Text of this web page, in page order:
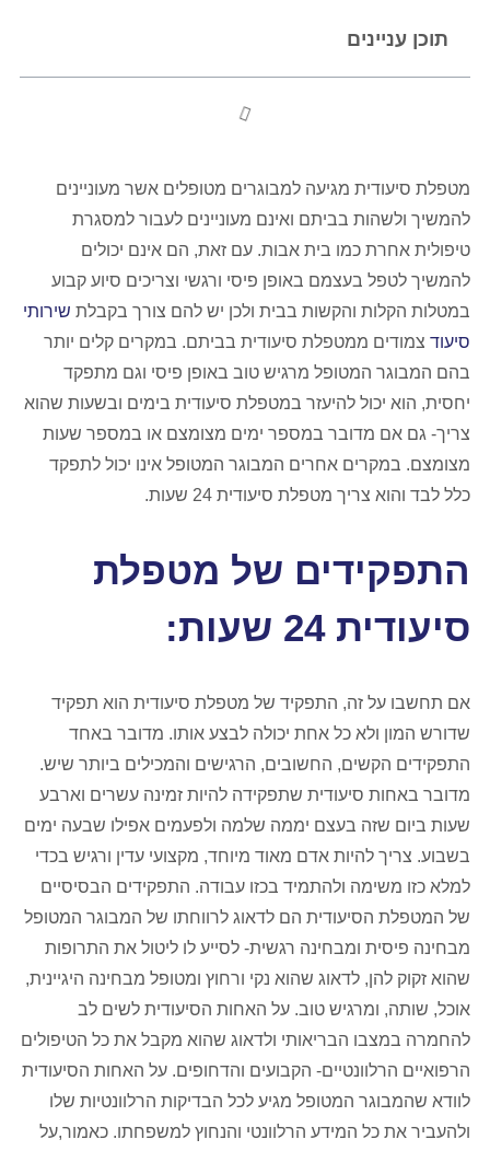
תוכן עניינים
מטפלת סיעודית מגיעה למבוגרים מטופלים אשר מעוניינים
להמשיך ולשהות בביתם ואינם מעוניינים לעבור למסגרת
טיפולית אחרת כמו בית אבות. עם זאת, הם אינם יכולים
להמשיך לטפל בעצמם באופן פיסי ורגשי וצריכים סיוע קבוע
במטלות הקלות והקשות בבית ולכן יש להם צורך בקבלת שירותי
סיעוד צמודים ממטפלת סיעודית בביתם. במקרים קלים יותר
בהם המבוגר המטופל מרגיש טוב באופן פיסי וגם מתפקד
יחסית, הוא יכול להיעזר במטפלת סיעודית בימים ובשעות שהוא
צריך- גם אם מדובר במספר ימים מצומצם או במספר שעות
מצומצם. במקרים אחרים המבוגר המטופל אינו יכול לתפקד
כלל לבד והוא צריך מטפלת סיעודית 24 שעות.
התפקידים של מטפלת
סיעודית 24 שעות:
אם תחשבו על זה, התפקיד של מטפלת סיעודית הוא תפקיד
שדורש המון ולא כל אחת יכולה לבצע אותו. מדובר באחד
התפקידים הקשים, החשובים, הרגישים והמכילים ביותר שיש.
מדובר באחות סיעודית שתפקידה להיות זמינה עשרים וארבע
שעות ביום שזה בעצם יממה שלמה ולפעמים אפילו שבעה ימים
בשבוע. צריך להיות אדם מאוד מיוחד, מקצועי עדין ורגיש בכדי
למלא כזו משימה ולהתמיד בכזו עבודה. התפקידים הבסיסיים
של המטפלת הסיעודית הם לדאוג לרווחתו של המבוגר המטופל
מבחינה פיסית ומבחינה רגשית- לסייע לו ליטול את התרופות
שהוא זקוק להן, לדאוג שהוא נקי ורחוץ ומטופל מבחינה היגיינית,
אוכל, שותה, ומרגיש טוב. על האחות הסיעודית לשים לב
להחמרה במצבו הבריאותי ולדאוג שהוא מקבל את כל הטיפולים
הרפואיים הרלוונטיים- הקבועים והדחופים. על האחות הסיעודית
לוודא שהמבוגר המטופל מגיע לכל הבדיקות הרלוונטיות שלו
ולהעביר את כל המידע הרלוונטי והנחוץ למשפחתו. כאמור,על